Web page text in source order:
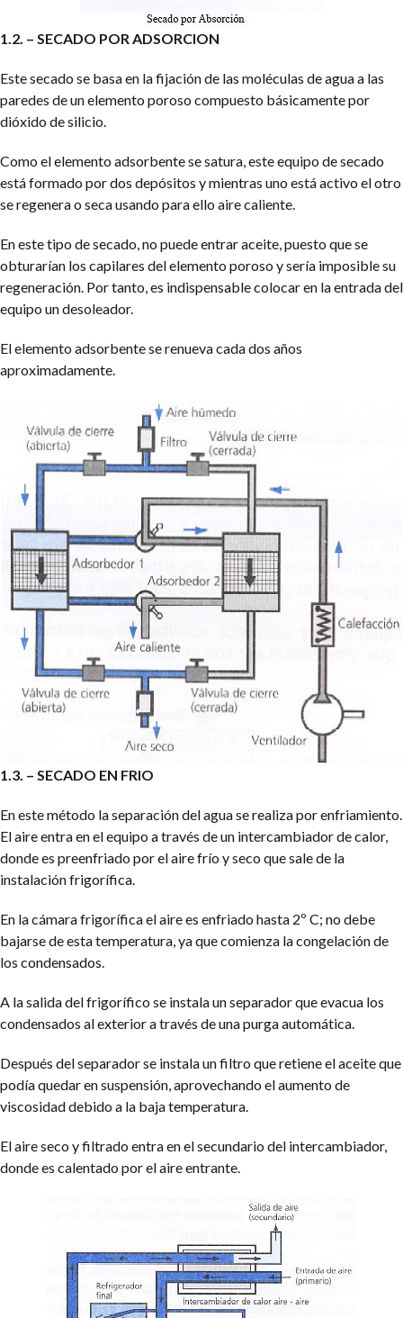
1.2. – SECADO POR ADSORCION
Este secado se basa en la fijación de las moléculas de agua a las
paredes de un elemento poroso compuesto básicamente por
dióxido de silicio.
Como el elemento adsorbente se satura, este equipo de secado
está formado por dos depósitos y mientras uno está activo el otro
se regenera o seca usando para ello aire caliente.
En este tipo de secado, no puede entrar aceite, puesto que se
obturarían los capilares del elemento poroso y sería imposible su
regeneración. Por tanto, es indispensable colocar en la entrada del
equipo un desoleador.
El elemento adsorbente se renueva cada dos años
aproximadamente.
1.3. – SECADO EN FRIO
En este método la separación del agua se realiza por enfriamiento.
El aire entra en el equipo a través de un intercambiador de calor,
donde es preenfriado por el aire frío y seco que sale de la
instalación frigorífica.
En la cámara frigorífica el aire es enfriado hasta 2º C; no debe
bajarse de esta temperatura, ya que comienza la congelación de
los condensados.
A la salida del frigorífico se instala un separador que evacua los
condensados al exterior a través de una purga automática.
Después del separador se instala un filtro que retiene el aceite que
podía quedar en suspensión, aprovechando el aumento de
viscosidad debido a la baja temperatura.
El aire seco y filtrado entra en el secundario del intercambiador,
donde es calentado por el aire entrante.